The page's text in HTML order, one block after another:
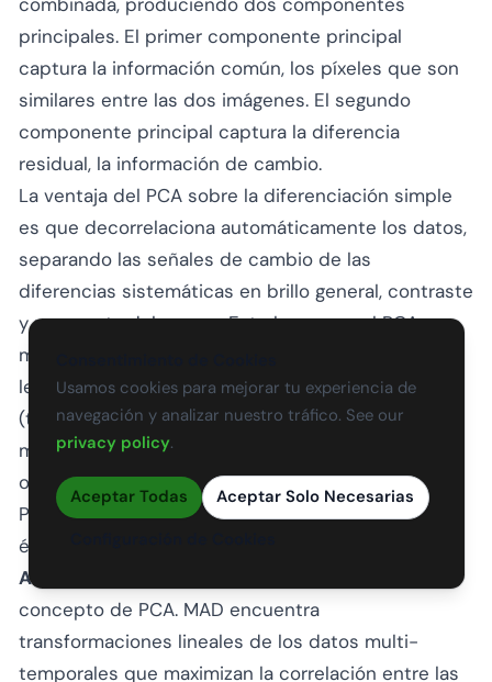
principales. El primer componente principal
captura la información común, los píxeles que son
similares entre las dos imágenes. El segundo
componente principal captura la diferencia
residual, la información de cambio.
La ventaja del PCA sobre la diferenciación simple
es que decorrelaciona automáticamente los datos,
separando las señales de cambio de las
diferencias sistemáticas en brillo general, contraste
y respuesta del sensor. Esto hace que el PCA sea
más robusto a las variaciones de iluminación entre
levantamientos. La imagen de cambio de PCA
(típicamente el segundo componente principal) a
menudo revela cambios sutiles que estarían
ocultos en el ruido usando diferenciación directa.
Para el análisis multi-temporal con tres o más
épocas de levantamiento, la
Alteración Multivariada (MAD)
concepto de PCA. MAD encuentra
transformaciones lineales de los datos multi-
temporales que maximizan la correlación entre las
Usamos cookies para mejorar tu experiencia de
navegación y analizar nuestro tráfico. See our
privacy policy.
Aceptar Todas
Aceptar Solo Necesarias